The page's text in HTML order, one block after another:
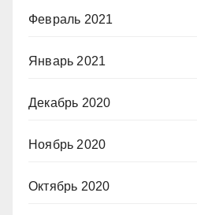
Февраль 2021
Январь 2021
Декабрь 2020
Ноябрь 2020
Октябрь 2020